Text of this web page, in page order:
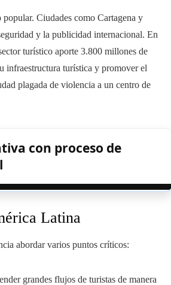
Ciudades como Cartagena y
y la publicidad internacional. En
turístico aporte 3.800 millones de
infraestructura turística y promover el
plagada de violencia a un centro de
con proceso de
Latina
abordar varios puntos críticos:
grandes flujos de turistas de manera